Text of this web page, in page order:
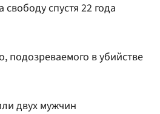
спустя 22 года
в убийстве
двух мужчин